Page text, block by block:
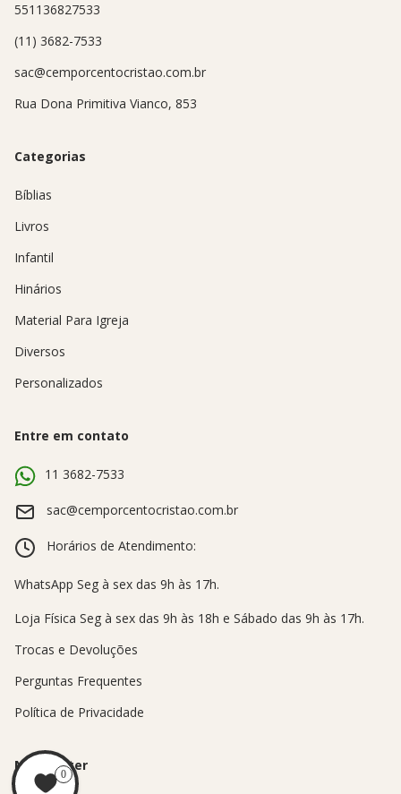
551136827533
(11) 3682-7533
sac@cemporcentocristao.com.br
Rua Dona Primitiva Vianco, 853
Categorias
Bíblias
Livros
Infantil
Hinários
Material Para Igreja
Diversos
Personalizados
Entre em contato
11 3682-7533
sac@cemporcentocristao.com.br
Horários de Atendimento:
Trocas e Devoluções
Perguntas Frequentes
Política de Privacidade
Newsletter
0